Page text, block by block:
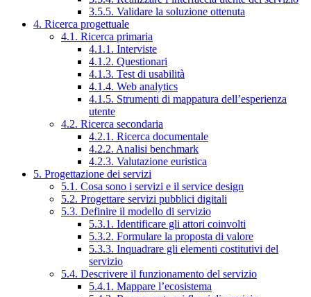
3.5.5. Validare la soluzione ottenuta
4. Ricerca progettuale
4.1. Ricerca primaria
4.1.1. Interviste
4.1.2. Questionari
4.1.3. Test di usabilità
4.1.4. Web analytics
4.1.5. Strumenti di mappatura dell’esperienza
utente
4.2. Ricerca secondaria
4.2.1. Ricerca documentale
4.2.2. Analisi benchmark
4.2.3. Valutazione euristica
5. Progettazione dei servizi
5.1. Cosa sono i servizi e il service design
5.2. Progettare servizi pubblici digitali
5.3. Definire il modello di servizio
5.3.1. Identificare gli attori coinvolti
5.3.2. Formulare la proposta di valore
5.3.3. Inquadrare gli elementi costitutivi del
servizio
5.4. Descrivere il funzionamento del servizio
5.4.1. Mappare l’ecosistema